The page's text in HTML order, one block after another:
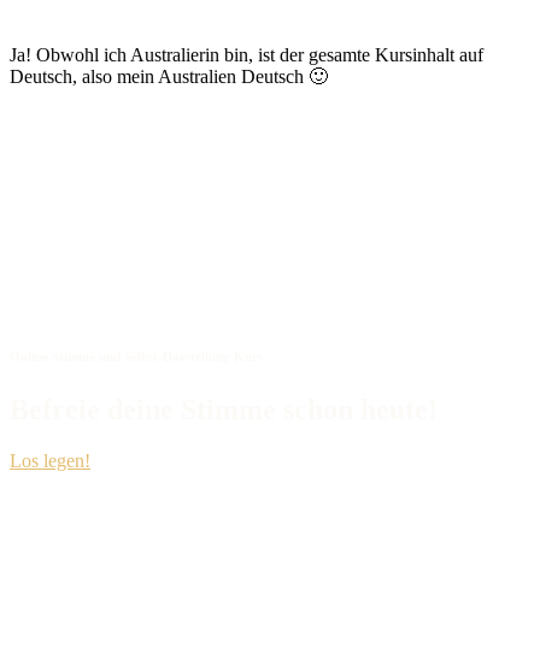
Ja! Obwohl ich Australierin bin, ist der gesamte Kursinhalt auf
Deutsch, also mein Australien Deutsch 🙂
Los legen!